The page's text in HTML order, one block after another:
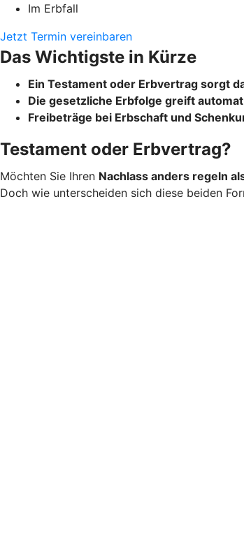
Im Erbfall
Jetzt Termin vereinbaren
Das Wichtigste in Kürze
Ein Testament oder Erbvertrag sorgt
Die gesetzliche Erbfolge greift
Freibeträge bei Erbschaft und
Testament oder Erbvertrag?
Möchten Sie Ihren Nachlass anders regeln
Doch wie unterscheiden sich diese beiden